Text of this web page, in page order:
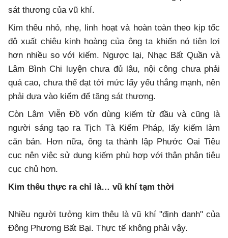
sát thương của vũ khí.
Kim thêu nhỏ, nhẹ, linh hoạt và hoàn toàn theo kịp tốc
độ xuất chiêu kinh hoàng của ông ta khiến nó tiện lợi
hơn nhiều so với kiếm. Ngược lại, Nhạc Bất Quần và
Lâm Bình Chi luyện chưa đủ lâu, nội công chưa phải
quá cao, chưa thể đạt tới mức lấy yếu thắng mạnh, nên
phải dựa vào kiếm để tăng sát thương.
Còn Lâm Viễn Đồ vốn dùng kiếm từ đầu và cũng là
người sáng tạo ra Tịch Tà Kiếm Pháp, lấy kiếm làm
căn bản. Hơn nữa, ông ta thành lập Phước Oai Tiêu
cục nên việc sử dụng kiếm phù hợp với thân phận tiêu
cục chủ hơn.
Kim thêu thực ra chỉ là… vũ khí tạm thời
Nhiều người tưởng kim thêu là vũ khí "định danh" của
Đông Phương Bất Bại. Thực tế không phải vậy.